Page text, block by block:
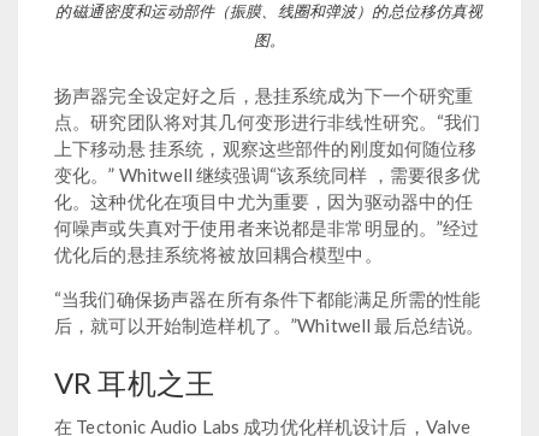
的磁通密度和运动部件（振膜、线圈和弹波）的总位移仿真视
图。
扬声器完全设定好之后，悬挂系统成为下一个研究重
点。研究团队将对其几何变形进行非线性研究。“我们
上下移动悬 挂系统，观察这些部件的刚度如何随位移
变化。” Whitwell 继续强调“该系统同样 ，需要很多优
化。这种优化在项目中尤为重要，因为驱动器中的任
何噪声或失真对于使用者来说都是非常明显的。”经过
优化后的悬挂系统将被放回耦合模型中。
“当我们确保扬声器在所有条件下都能满足所需的性能
后，就可以开始制造样机了。”Whitwell 最后总结说。
VR 耳机之王
在 Tectonic Audio Labs 成功优化样机设计后，Valve